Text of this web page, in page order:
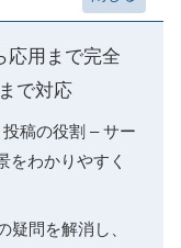
応用まで完全
で対応
稿の役割 – サー
をわかりやすく
疑問を解消し、